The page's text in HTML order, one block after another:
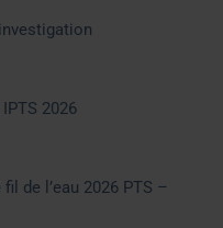
2026
de l’eau 2026 PTS –